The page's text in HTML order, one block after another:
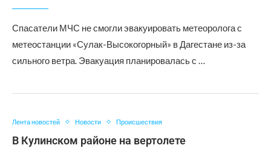
Спасатели МЧС не смогли эвакуировать метеоролога с
метеостанции «Сулак-Высокогорный» в Дагестане из-за
сильного ветра. Эвакуация планировалась с …
Лента новостей Новости Происшествия
В Кулинском районе на вертолете